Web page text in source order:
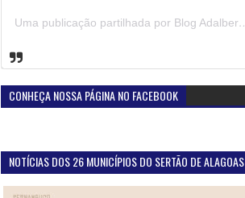
Uma publicação partilhada por Blog Adalberto Gomes Noticias (@blogadalbertogomesnoticiass)
CONHEÇA NOSSA PÁGINA NO FACEBOOK
NOTÍCIAS DOS 26 MUNICÍPIOS DO SERTÃO DE ALAGOAS